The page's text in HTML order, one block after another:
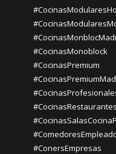
#CocinasMonoblock
#CocinasPremium
#CocinasRestaurantes
#ConersEmpresas